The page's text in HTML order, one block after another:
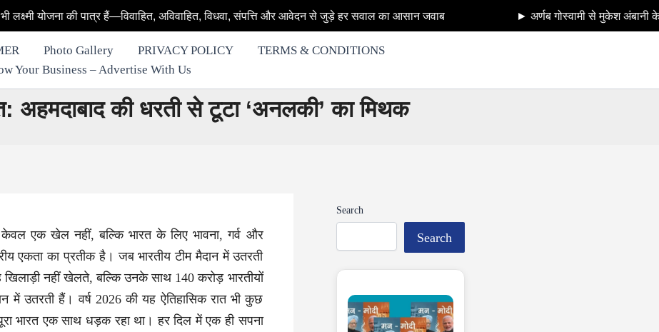
हैं—विवाहित, अविवाहित, विधवा, संपत्ति और आवेदन से जुड़े हर सवाल का आसान जवाब ► अर्णब गोस्वामी से मुकेश अंबानी के अँटीलिया बम
Photo Gallery PRIVACY POLICY
TERMS & CONDITIONS
Your Business – Advertise With Us
अहमदाबाद की धरती से टूटा ‘अनलकी’ का मिथक
एक खेल नहीं, बल्कि भारत के लिए भावना, गर्व और
एकता का प्रतीक है। जब भारतीय टीम मैदान में उतरती
खिलाड़ी नहीं खेलते, बल्कि उनके साथ 140 करोड़ भारतीयों
में उतरती हैं। वर्ष 2026 की यह ऐतिहासिक रात भी कुछ
भारत एक साथ धड़क रहा था। हर दिल में एक ही सपना
Search
Search